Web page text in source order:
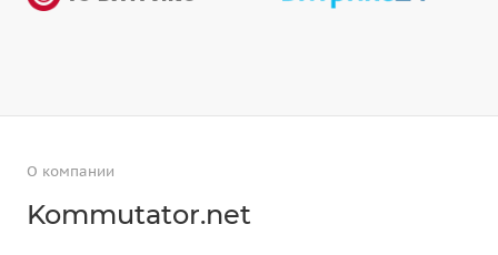
О компании
Kommutator.net